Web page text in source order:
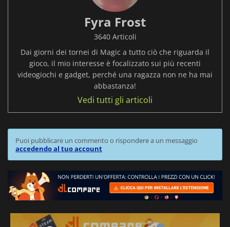
Fyra Frost
3640 Articoli
Dai giorni dei tornei di Magic a tutto ciò che riguarda il
gioco, il mio interesse è focalizzato sui più recenti
videogiochi e gadget, perché una ragazza non ne ha mai
abbastanza!
Vedi tutti gli articoli
Puoi pubblicare un commento o rispondere a un messaggio
accedendo al tuo account